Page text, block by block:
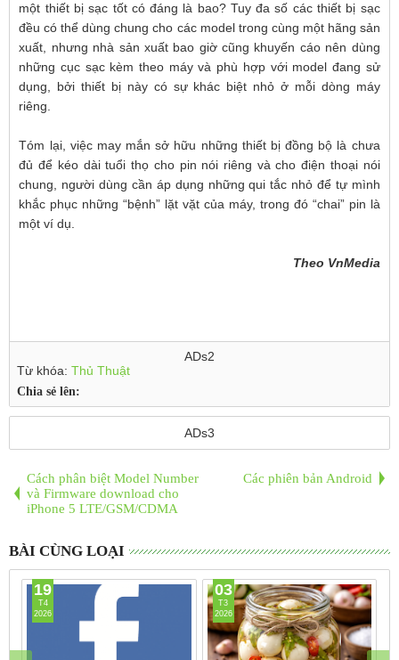
một thiết bị sạc tốt có đáng là bao? Tuy đa số các thiết bị sạc
đều có thể dùng chung cho các model trong cùng một hãng sản
xuất, nhưng nhà sản xuất bao giờ cũng khuyến cáo nên dùng
những cục sạc kèm theo máy và phù hợp với model đang sử
dụng, bởi thiết bị này có sự khác biệt nhỏ ở mỗi dòng máy
riêng.
Tóm lại, việc may mắn sở hữu những thiết bị đồng bộ là chưa
đủ để kéo dài tuổi thọ cho pin nói riêng và cho điện thoại nói
chung, người dùng cần áp dụng những qui tắc nhỏ để tự mình
khắc phục những “bệnh” lặt vặt của máy, trong đó “chai” pin là
một ví dụ.
Theo VnMedia
ADs2
Từ khóa:Thủ Thuật
Chia sẻ lên:
ADs3
Cách phân biệt Model Number
và Firmware download cho
iPhone 5 LTE/GSM/CDMA
Các phiên bản Android
BÀI CÙNG LOẠI
19
T4
2026
03
T3
2026